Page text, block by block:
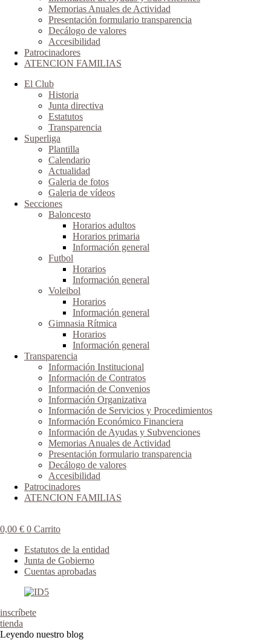
Memorias Anuales de Actividad
Presentación formulario transparencia
Decálogo de valores
Accesibilidad
Patrocinadores
ATENCION FAMILIAS
El Club
Historia
Junta directiva
Estatutos
Transparencia
Superliga
Plantilla
Calendario
Actualidad
Galeria de fotos
Galeria de vídeos
Secciones
Baloncesto
Horarios adultos
Horarios primaria
Información general
Futbol
Horarios
Información general
Voleibol
Horarios
Información general
Gimnasia Rítmica
Horarios
Información general
Transparencia
Información Institucional
Información de Contratos
Información de Convenios
Información Organizativa
Información de Servicios y Procedimientos
Información Económico Financiera
Información de Ayudas y Subvenciones
Memorias Anuales de Actividad
Presentación formulario transparencia
Decálogo de valores
Accesibilidad
Patrocinadores
ATENCION FAMILIAS
0,00 € 0 Carrito
Estatutos de la entidad
Junta de Gobierno
Cuentas aprobadas
inscríbete
tienda
Leyendo nuestro blog